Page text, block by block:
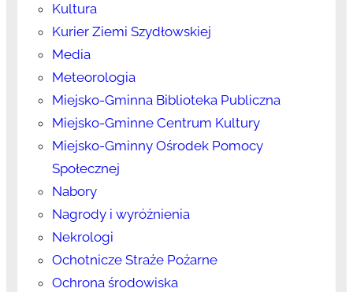
Kultura
Kurier Ziemi Szydłowskiej
Media
Meteorologia
Miejsko-Gminna Biblioteka Publiczna
Miejsko-Gminne Centrum Kultury
Miejsko-Gminny Ośrodek Pomocy
Społecznej
Nabory
Nagrody i wyróżnienia
Nekrologi
Ochotnicze Straże Pożarne
Ochrona środowiska